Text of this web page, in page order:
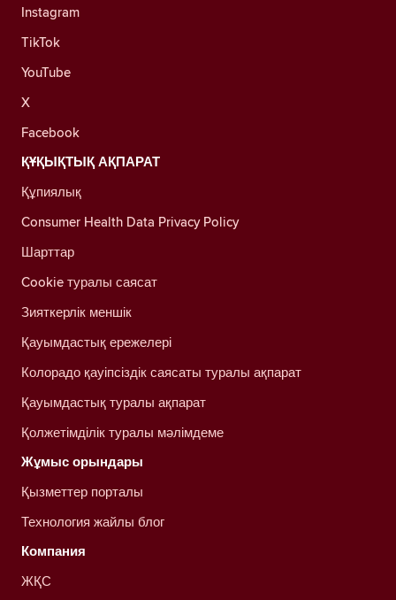
Instagram
TikTok
YouTube
X
Facebook
ҚҰҚЫҚТЫҚ АҚПАРАТ
Құпиялық
Consumer Health Data Privacy Policy
Шарттар
Cookie туралы саясат
Зияткерлік меншік
Қауымдастық ережелері
Колорадо қауіпсіздік саясаты туралы ақпарат
Қауымдастық туралы ақпарат
Қолжетімділік туралы мәлімдеме
Жұмыс орындары
Қызметтер порталы
Технология жайлы блог
Компания
ЖҚС